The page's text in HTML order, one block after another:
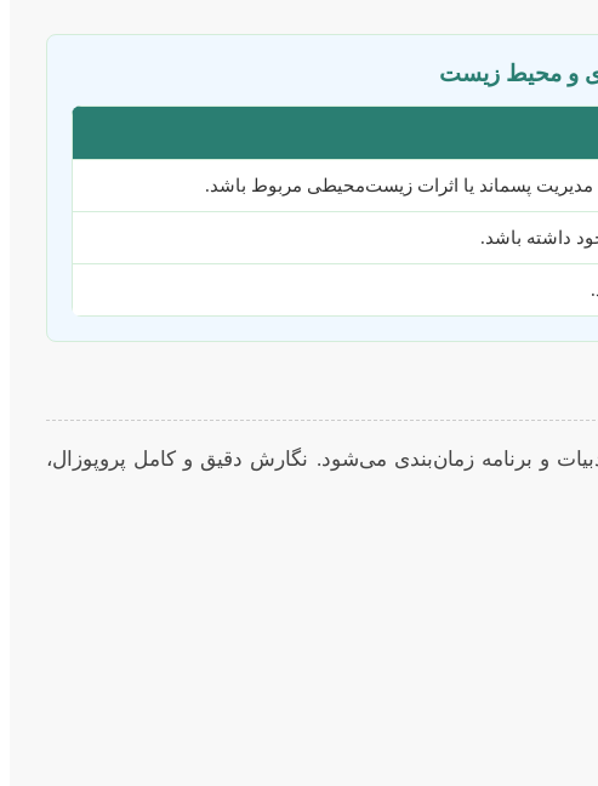
و محیط زیست
مدیریت پسماند یا اثرات زیست‌محیطی مربوط باشد.
داشته باشد.
و برنامه زمان‌بندی می‌شود. نگارش دقیق و کامل پروپوزال،